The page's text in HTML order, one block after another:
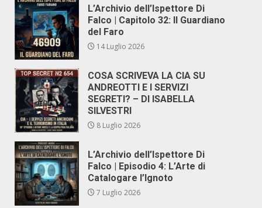
L’Archivio dell’Ispettore Di
Falco | Capitolo 32: Il Guardiano
del Faro
14 Luglio 2026
COSA SCRIVEVA LA CIA SU
ANDREOTTI E I SERVIZI
SEGRETI? – DI ISABELLA
SILVESTRI
8 Luglio 2026
L’Archivio dell’Ispettore Di
Falco | Episodio 4: L’Arte di
Catalogare l’Ignoto
7 Luglio 2026